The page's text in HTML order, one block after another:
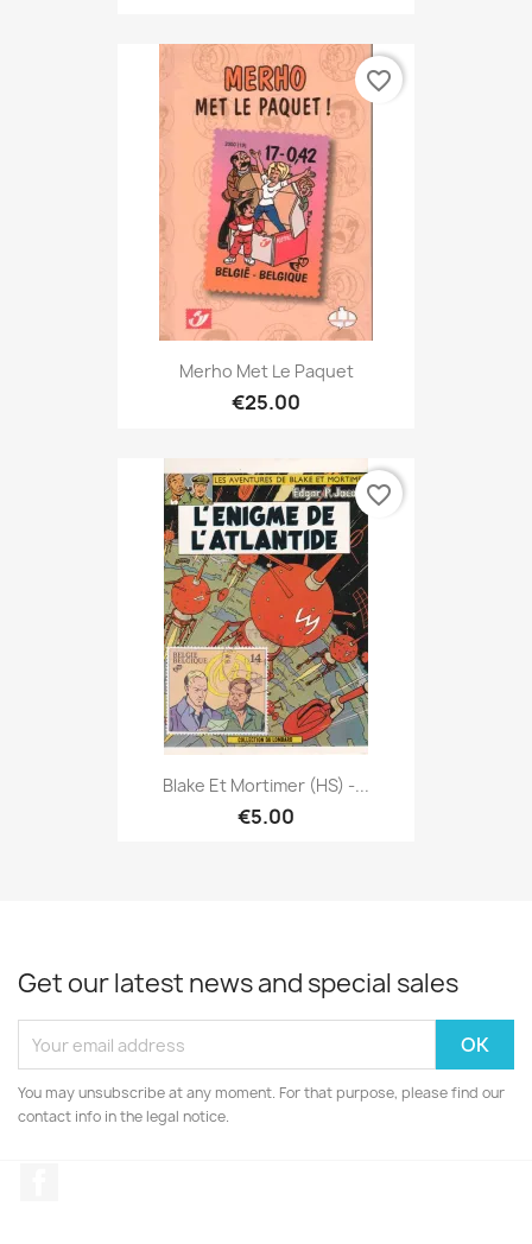
Merho Met Le Paquet
€25.00
favorite_border
Blake Et Mortimer (HS) -...
€5.00
favorite_border
Get our latest news and special sales
You may unsubscribe at any moment. For that purpose, please find our
contact info in the legal notice.